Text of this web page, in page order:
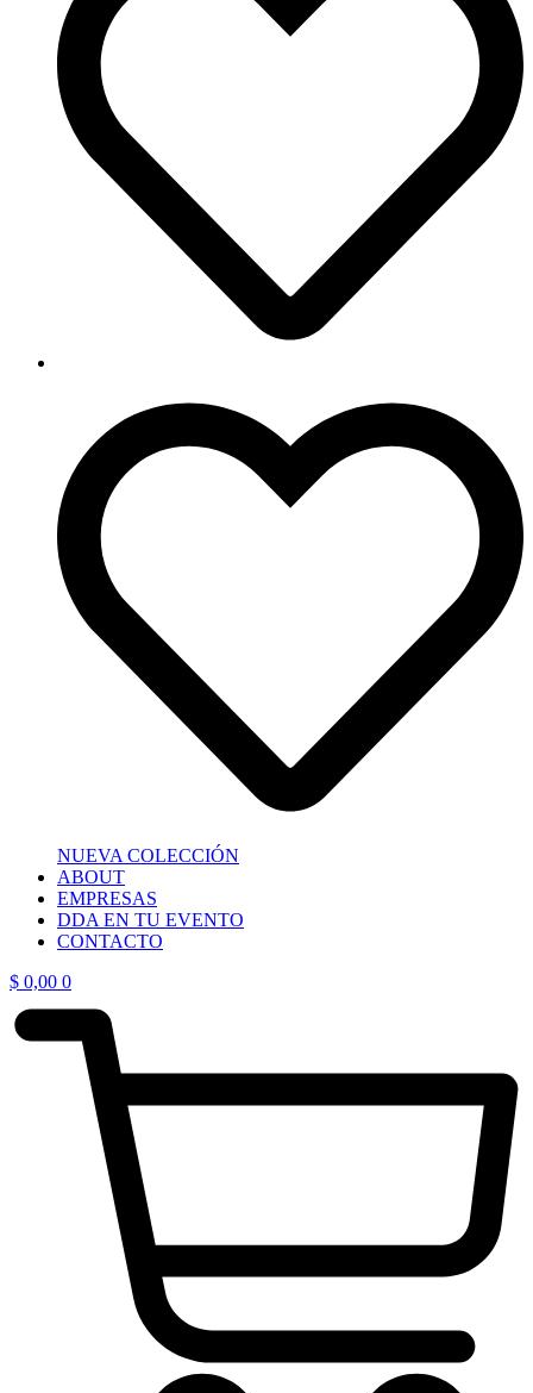
NUEVA COLECCIÓN
ABOUT
EMPRESAS
DDA EN TU EVENTO
CONTACTO
$ 0,00 0